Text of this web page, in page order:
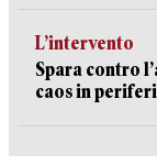
L’intervento
Spara contro
caos in